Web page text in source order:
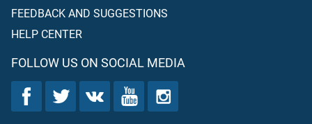
FEEDBACK AND SUGGESTIONS
HELP CENTER
FOLLOW US ON SOCIAL MEDIA